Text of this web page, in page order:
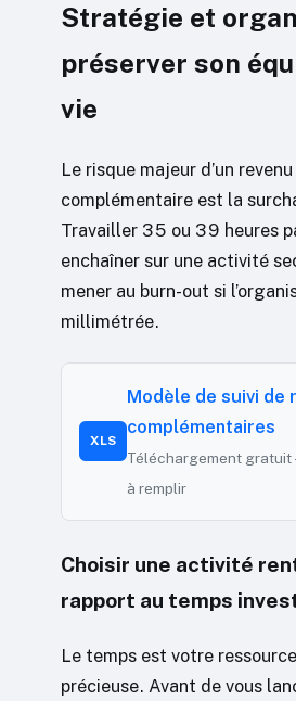
Stratégie et
préserver son
vie
Le risque majeur d’un revenu
complémentaire est la
Travailler 35 ou 39 heures
enchaîner sur une activité
mener au burn-out si
millimétrée.
XLS
Modèle de suivi de
complémentaires
Téléchargement gratuit
à remplir
Choisir une activité
rapport au temps
Le temps est votre
précieuse. Avant de vous